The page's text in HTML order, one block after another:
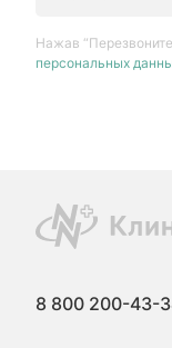
Нажав
персональных
8 800 200-43-